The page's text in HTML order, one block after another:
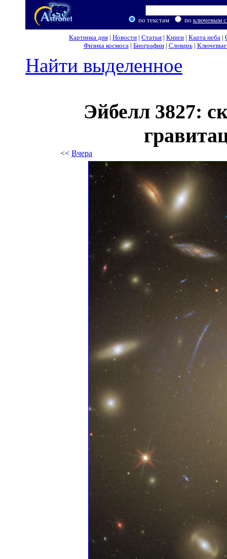
по текстам по ключевым
Картинка дня | Новости | Статьи | Книги | Карта неба |
Физика космоса| Биографии| Словарь| Ключевые
Найти выделенное
Эйбелл 3827:
<< Вчера